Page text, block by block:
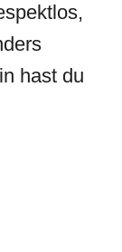
hast du